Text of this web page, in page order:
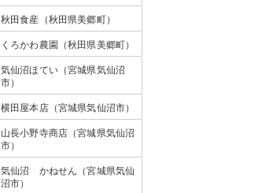
秋田食産（秋田県美郷町）
くろかわ農園（秋田県美郷町）
気仙沼ほてい（宮城県気仙沼
市）
横田屋本店（宮城県気仙沼市）
山長小野寺商店（宮城県気仙沼
市）
気仙沼 かねせん（宮城県気仙
沼市）